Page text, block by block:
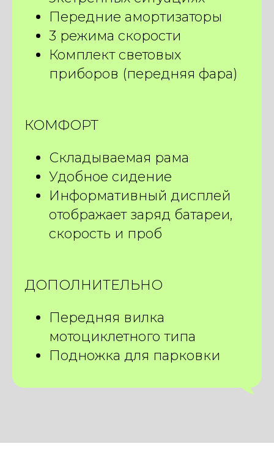
Передние амортизаторы
3 режима скорости
Комплект световых
приборов (передняя фара)
КОМФОРТ
Складываемая рама
Удобное сидение
Информативный дисплей
отображает заряд батареи,
скорость и проб
ДОПОЛНИТЕЛЬНО
Передняя вилка
мотоциклетного типа
Подножка для парковки
ПОДОБРАТЬ ЭЛЕКТРОВЕЛОСИПЕД
И получите подарки
на сумму250 BYN